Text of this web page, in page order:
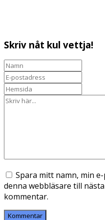
Skriv nåt kul vettja!
Spara mitt namn, min
denna webbläsare till
kommentar.